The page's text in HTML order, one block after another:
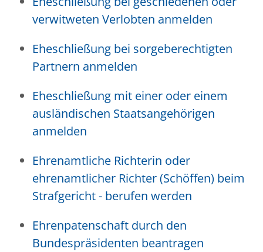
verwitweten Verlobten anmelden
Eheschließung bei sorgeberechtigten
Partnern anmelden
Eheschließung mit einer oder einem
ausländischen Staatsangehörigen
anmelden
Ehrenamtliche Richterin oder
ehrenamtlicher Richter (Schöffen) beim
Strafgericht - berufen werden
Ehrenpatenschaft durch den
Bundespräsidenten beantragen